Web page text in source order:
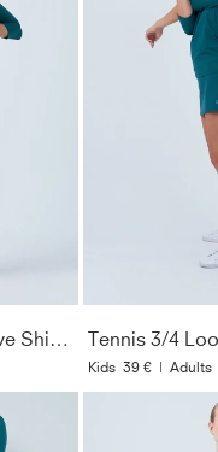
Tennis 3/4-Longsleeve Shirt, petrol grün
Kids 39 € | Adults